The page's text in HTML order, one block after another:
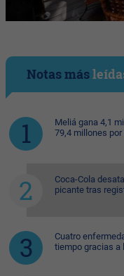
Notas más
Meliá gana 4,1
79,4 millones
Coca-Cola
picante tras
Cuatro
tiempo gracias